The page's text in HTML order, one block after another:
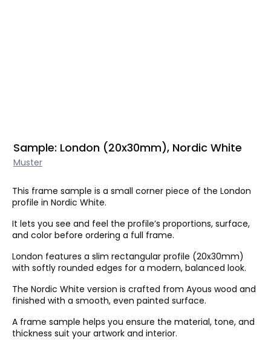
Sample: London (20x30mm), Nordic White
Muster
This frame sample is a small corner piece of the London
profile in Nordic White.
It lets you see and feel the profile’s proportions, surface,
and color before ordering a full frame.
London features a slim rectangular profile (20x30mm)
with softly rounded edges for a modern, balanced look.
The Nordic White version is crafted from Ayous wood and
finished with a smooth, even painted surface.
A frame sample helps you ensure the material, tone, and
thickness suit your artwork and interior.